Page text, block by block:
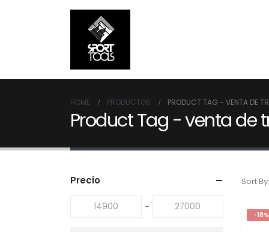
HOME PRODUCTOS PRODUCT TAG - VENTA DE
Product Tag - venta de
Sort By:
-18%
Precio
-